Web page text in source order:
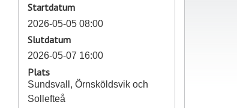
Startdatum
2026-05-05 08:00
Slutdatum
2026-05-07 16:00
Plats
Sundsvall, Örnsköldsvik och
Sollefteå